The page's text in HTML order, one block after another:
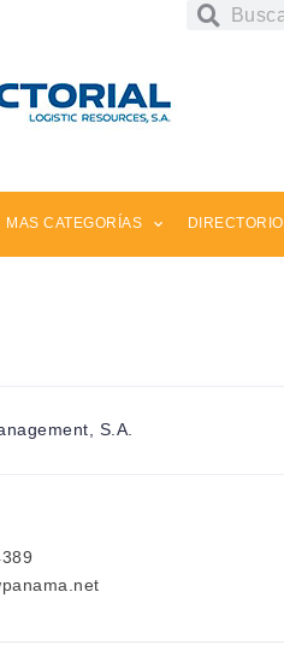
MAS CATEGORÍAS DIRECTORIO
S.A.